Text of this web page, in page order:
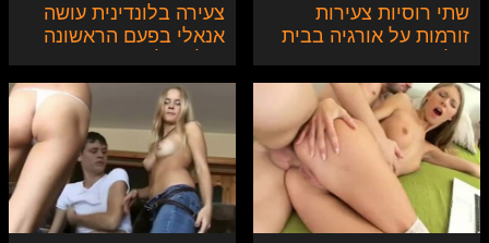
שתי רוסיות צעירות
זורמות על אורגיה בבית
צעירה בלונדינית עושה
אנאלי בפעם הראשונה